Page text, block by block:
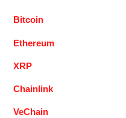
Bitcoin
Ethereum
XRP
Chainlink
VeChain